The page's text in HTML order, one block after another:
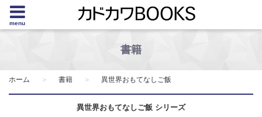
menu
書籍
ホーム 書籍 異世界おもてなしご飯
異世界おもてなしご飯 シリーズ